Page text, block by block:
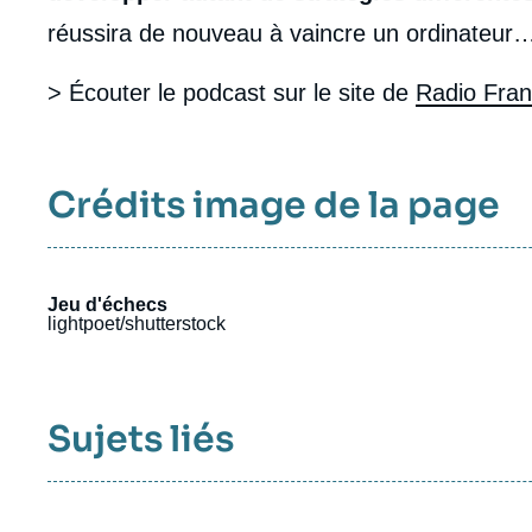
réussira de nouveau à vaincre un
> Écouter le podcast sur le site de Radio
Crédits image de la page
Jeu d'échecs
lightpoet/shutterstock
Sujets liés